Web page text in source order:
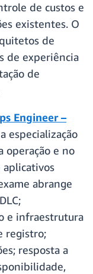
de custos e
existentes. O
de
de experiência
de
Engineer –
especialização
operação e no
aplicativos
abrange
e infraestrutura
registro;
resposta a